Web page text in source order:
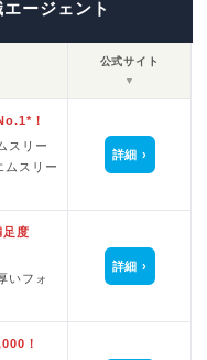
ージェント
公式サイト
▼
！
スリー
ムスリー
詳細
足度
いフォ
詳細
！